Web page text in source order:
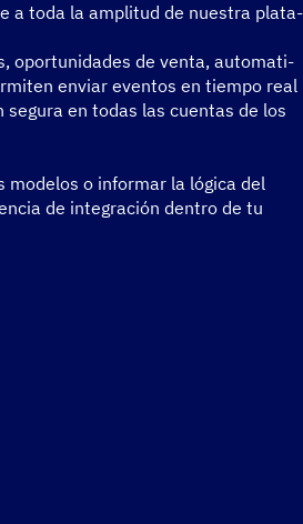
a toda la ampli­tud de nuestra plata­
opor­tu­ni­da­des de venta, auto­ma­ti­
enviar eventos en tiempo real
en todas las cuentas de los
modelos o infor­mar la lógica del
de inte­gra­ción dentro de tu